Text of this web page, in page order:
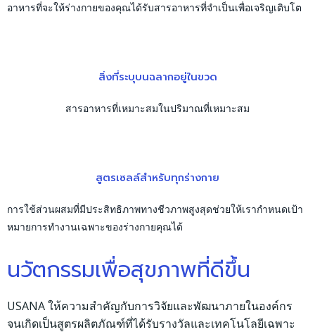
อาหารที่จะให้ร่างกายของคุณได้รับสารอาหารที่จำเป็นเพื่อเจริญเติบโต
สิ่งที่ระบุบนฉลากอยู่ในขวด
สารอาหารที่เหมาะสมในปริมาณที่เหมาะสม
สูตรเซลล์สำหรับทุกร่างกาย
การใช้ส่วนผสมที่มีประสิทธิภาพทางชีวภาพสูงสุดช่วยให้เรากำหนดเป้า
หมายการทำงานเฉพาะของร่างกายคุณได้
นวัตกรรมเพื่อสุขภาพที่ดีขึ้น
USANA ให้ความสำคัญกับการวิจัยและพัฒนาภายในองค์กร
จนเกิดเป็นสูตรผลิตภัณฑ์ที่ได้รับรางวัลและเทคโนโลยีเฉพาะ